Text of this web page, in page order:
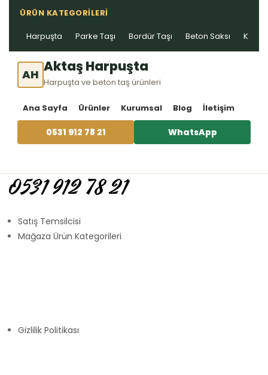
ÜRÜN KATEGORILERI
Harpuşta Parke Taşı Bordür Taşı Beton Saksı Kablo
AH Aktaş Harpuşta
Harpuşta ve beton taş ürünleri
Ana Sayfa Ürünler Kurumsal Blog İletişim
0531 912 78 21 WhatsApp
0531 912 78 21
Satış Temsilcisi
Mağaza Ürün Kategorileri
Gizlilik Politikası